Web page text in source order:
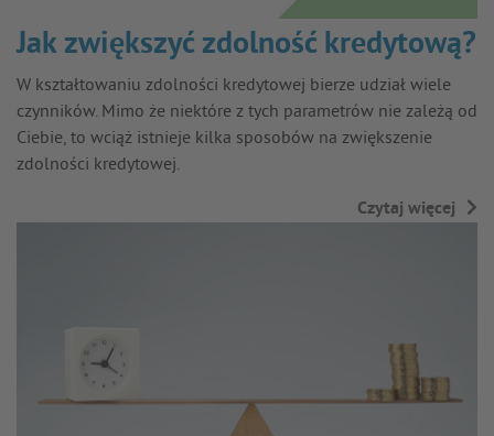
Jak zwiększyć zdolność kredytową?
W kształtowaniu zdolności kredytowej bierze udział wiele
czynników. Mimo że niektóre z tych parametrów nie zależą od
Ciebie, to wciąż istnieje kilka sposobów na zwiększenie
zdolności kredytowej.
Czytaj więcej